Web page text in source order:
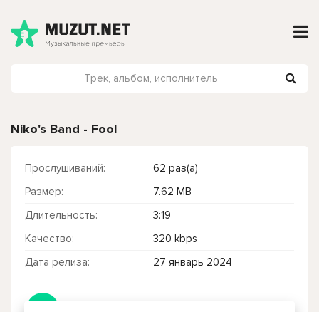
Niko's Band - Fool
Прослушиваний:
62 раз(а)
Размер:
7.62 MB
Длительность:
3:19
Качество:
320 kbps
Дата релиза:
27 январь 2024